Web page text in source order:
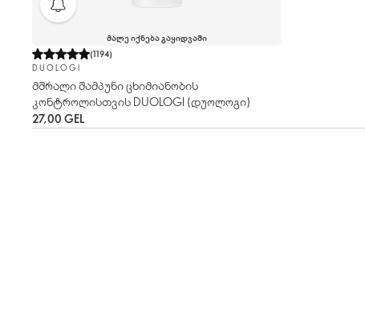
ᲛᲐᲚᲔ ᲘᲥᲜᲔᲑᲐ ᲒᲐᲧᲘᲓᲕᲐᲨᲘ
(1194)
DUOLOGI
მშრალი შამპუნი ცხიმიანობის
კონტროლისთვის DUOLOGI (დუოლოგი)
27,00 GEL